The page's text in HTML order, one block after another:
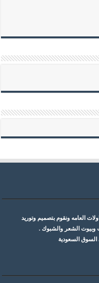
العامه ونقوم بتصميم وتوريد
وبيوت الشعر والشبوك .
السوق السعودية